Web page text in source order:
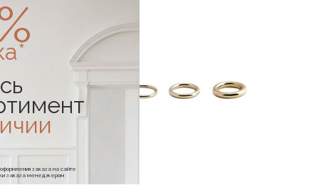
заказа на сайте
заказа менеджером